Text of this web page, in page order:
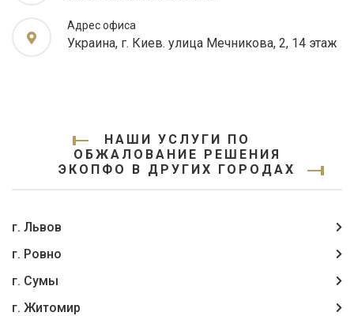
Адрес офиса
Украина, г. Киев. улица Мечникова, 2, 14 этаж
НАШИ УСЛУГИ ПО
ОБЖАЛОВАНИЕ РЕШЕНИЯ
ЭКОПФО В ДРУГИХ ГОРОДАХ
г. Львов
г. Ровно
г. Сумы
г. Житомир